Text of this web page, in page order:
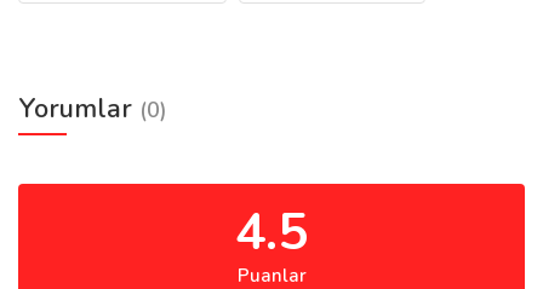
Yorumlar (0)
4.5
Puanlar